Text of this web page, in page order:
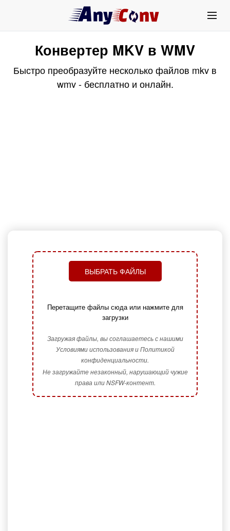
Конвертер MKV в WMV
Быстро преобразуйте несколько файлов mkv в
wmv - бесплатно и онлайн.
ВЫБРАТЬ ФАЙЛЫ
Перетащите файлы сюда или нажмите для
загрузки
Загружая файлы, вы соглашаетесь с нашими
Условиями использования и Политикой
конфиденциальности.
Не загружайте незаконный, нарушающий чужие
права или NSFW-контент.